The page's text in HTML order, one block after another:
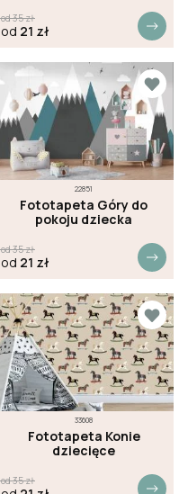
od35zł
od 21 zł
22851
Fototapeta Góry do
pokoju dziecka
od35zł
od 21 zł
33608
Fototapeta Konie
dziecięce
od35zł